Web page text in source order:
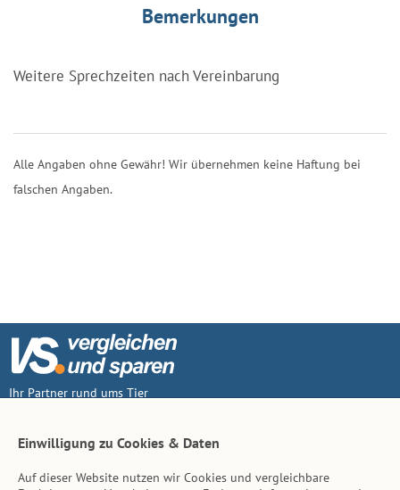
Bemerkungen
Weitere Sprechzeiten nach Vereinbarung
Alle Angaben ohne Gewähr! Wir übernehmen keine Haftung bei
falschen Angaben.
Ihr Partner rund ums Tier
Einwilligung zu Cookies & Daten
Auf dieser Website nutzen wir Cookies und vergleichbare